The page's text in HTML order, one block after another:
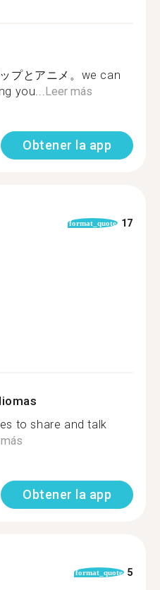
プとアニメ。we can
you...Leer más
Obtener la app
format_quote 17
to share and talk
Obtener la app
format_quote 5